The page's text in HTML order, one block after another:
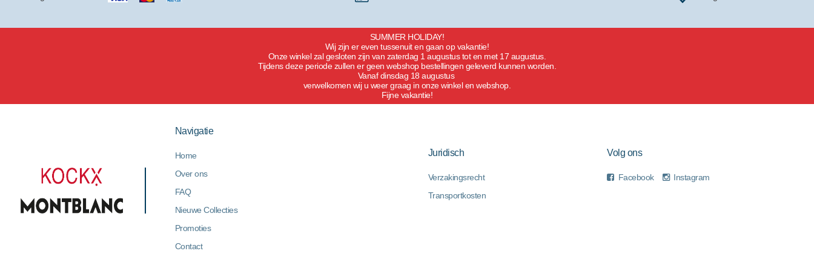
SUMMER HOLIDAY!
Wij zijn er even tussenuit en gaan op vakantie!
Onze winkel zal gesloten zijn van zaterdag 1 augustus tot en met 17 augustus.
Tijdens deze periode zullen er geen webshop bestellingen geleverd kunnen worden.
Vanaf dinsdag 18 augustus
verwelkomen wij u weer graag in onze winkel en webshop.
Fijne vakantie!
Navigatie
Home
Over ons
FAQ
Nieuwe Collecties
Promoties
Contact
Juridisch
Verzakingsrecht
Transportkosten
Volg ons
Facebook Instagram